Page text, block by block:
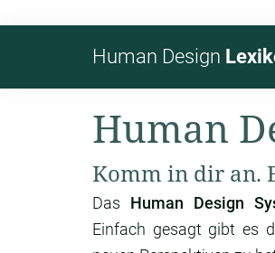
Human Design
Human
Komm in dir an.
Das Human Design
Einfach gesagt gibt es